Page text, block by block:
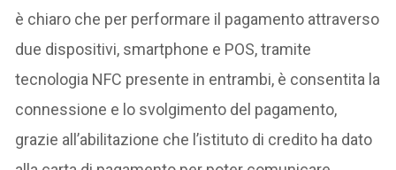
è chiaro che per performare il pagamento attraverso
due dispositivi, smartphone e POS, tramite
tecnologia NFC presente in entrambi, è consentita la
connessione e lo svolgimento del pagamento,
grazie all’abilitazione che l’istituto di credito ha dato